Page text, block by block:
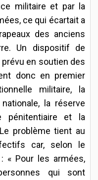
militaire et par la
ce qui écartait a
des anciens
Un dispositif de
en soutien des
donc en premier
militaire, la
la réserve
pénitentiaire et la
problème tient au
car, selon le
« Pour les armées,
qui sont